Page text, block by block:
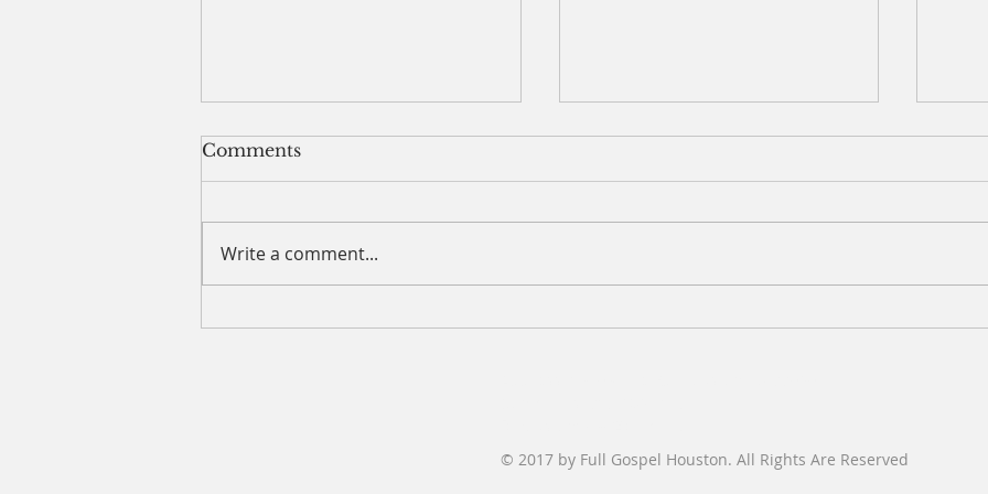
8.2.26 목양칼럼 (Words
고 나를 피하고 있는가? 아니면 내
주위로 몰려들고 있는가? 나이를
7.19.26 목양칼럼 (Words
의 기쁨을 잃은 상태에서 목회하는
선지자는 멸망한 유다 왕국의 포로
로 바벨론에 끌려간
러 교
Comments
Write a comment...
© 2017 by Full Gospel Houston. All Rights Are Reserved